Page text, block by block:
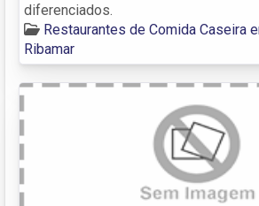
diferenciados.
Restaurantes de Comida Caseira
Ribamar